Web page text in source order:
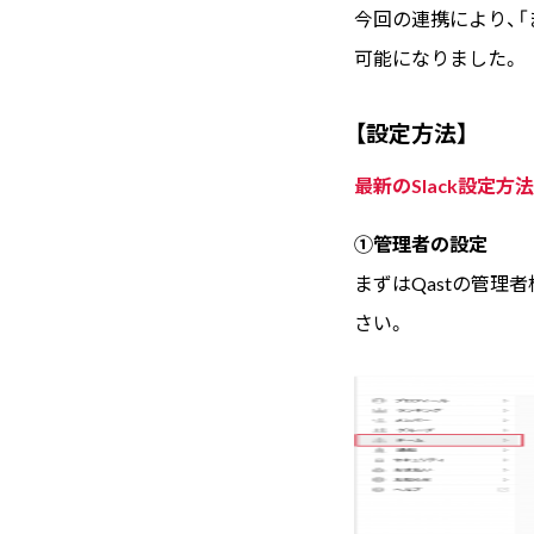
今回の連携により、
可能になりました。
【設定方法】
最新のSlack設定方
①管理者の設定
まずはQastの管理者
さい。